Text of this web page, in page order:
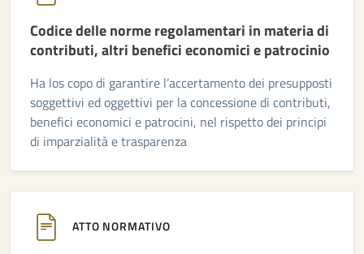
Codice delle norme regolamentari in materia di
contributi, altri benefici economici e patrocinio
Ha los copo di garantire l’accertamento dei presupposti
soggettivi ed oggettivi per la concessione di contributi,
benefici economici e patrocini, nel rispetto dei principi
di imparzialità e trasparenza
ATTO NORMATIVO